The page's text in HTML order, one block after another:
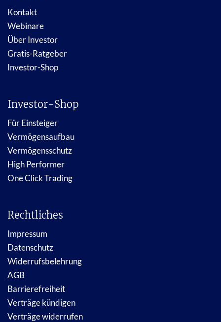
Kontakt
Webinare
Über Investor
Gratis-Ratgeber
Investor-Shop
Investor-Shop
Für Einsteiger
Vermögensaufbau
Vermögensschutz
High Performer
One Click Trading
Rechtliches
Impressum
Datenschutz
Widerrufsbelehrung
AGB
Barrierefreiheit
Verträge kündigen
Verträge widerrufen